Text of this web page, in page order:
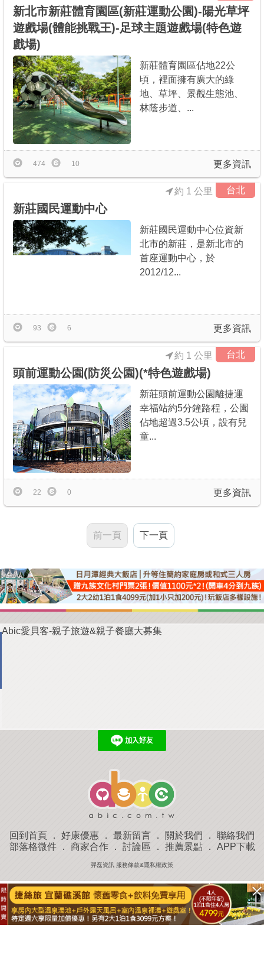
新北市新莊體育園區(新莊運動公園)-陽光草坪
遊戲場(體能挑戰王)-足球主題遊戲場(特色遊
戲場)
新莊體育園區佔地22公
頃，裡面擁有廣大的綠
地、草坪、景觀生態池、
林蔭步道、...
更多資訊
474 10
台北
約 1 公里
新莊國民運動中心
新莊國民運動中心位資新
北市的新莊，是新北市的
首座運動中心，於
2012/12...
更多資訊
93 6
台北
約 1 公里
頭前運動公園(防災公園)(*特色遊戲場)
新莊頭前運動公園離捷運
幸福站約5分鐘路程，公園
佔地超過3.5公頃，設有兒
童...
更多資訊
22 0
前一頁 下一頁
Abic愛貝客-親子旅遊&親子餐廳大募集
回到首頁 ． 好康優惠 ． 最新留言 ． 關於我們 ． 聯絡我們
部落格微件． 商家合作． 討論區 ． 推薦景點． APP下載
羿磊資訊 服務條款&隱私權政策